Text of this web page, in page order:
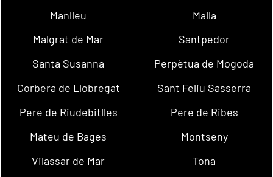
Manlleu
Malla
Malgrat de Mar
Santpedor
Santa Susanna
Perpètua de Mogoda
Corbera de Llobregat
Sant Feliu Sasserra
Pere de Riudebitlles
Pere de Ribes
Mateu de Bages
Montseny
Vilassar de Mar
Tona